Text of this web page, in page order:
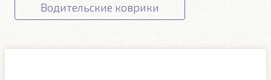
Водительские коврики